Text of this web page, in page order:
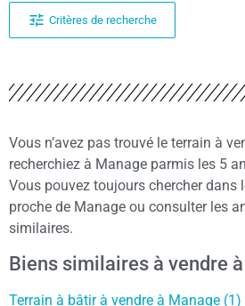
Critères de recherche
Vous n’avez pas trouvé le terrain à
recherchiez à Manage parmis les 5
Vous pouvez toujours chercher dans
proche de Manage ou consulter les
similaires.
Biens similaires à vendre
Terrain à bâtir à vendre à Manage (1)